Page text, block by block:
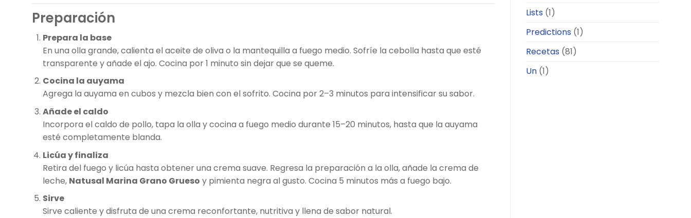
Preparación
Prepara la base
En una olla grande, calienta el aceite de oliva o la mantequilla a fuego medio. Sofríe la cebolla hasta que esté
transparente y añade el ajo. Cocina por 1 minuto sin dejar que se queme.
Cocina la auyama
Agrega la auyama en cubos y mezcla bien con el sofrito. Cocina por 2–3 minutos para intensificar su sabor.
Añade el caldo
Incorpora el caldo de pollo, tapa la olla y cocina a fuego medio durante 15–20 minutos, hasta que la auyama
esté completamente blanda.
Licúa y finaliza
Retira del fuego y licúa hasta obtener una crema suave. Regresa la preparación a la olla, añade la crema de
leche, Natusal Marina Grano Grueso y pimienta negra al gusto. Cocina 5 minutos más a fuego bajo.
Sirve
Sirve caliente y disfruta de una crema reconfortante, nutritiva y llena de sabor natural.
Lists (1)
Predictions (1)
Recetas (81)
Un (1)